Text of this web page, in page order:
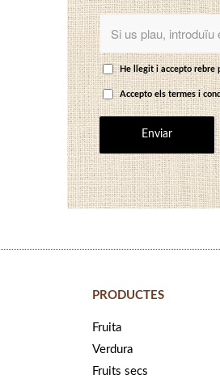
He llegit i accepto rebre
Accepto els termes i
PRODUCTES
Fruita
Verdura
Fruits secs